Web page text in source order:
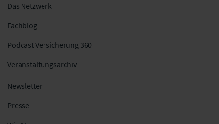
Das Netzwerk
Fachblog
Podcast Versicherung 360
Veranstaltungsarchiv
Newsletter
Presse